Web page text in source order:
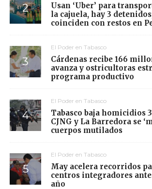
Usan ‘Uber’ para
la cajuela, hay 3
coinciden con restos en
El Poder en Tabasco
Cárdenas recibe 166
avanza y ostricultoras
programa productivo
El Poder en Tabasco
Tabasco baja homicidios
CJNG y La Barredora se
cuerpos mutilados
El Poder en Tabasco
May acelera recorridos
centros integradores
año